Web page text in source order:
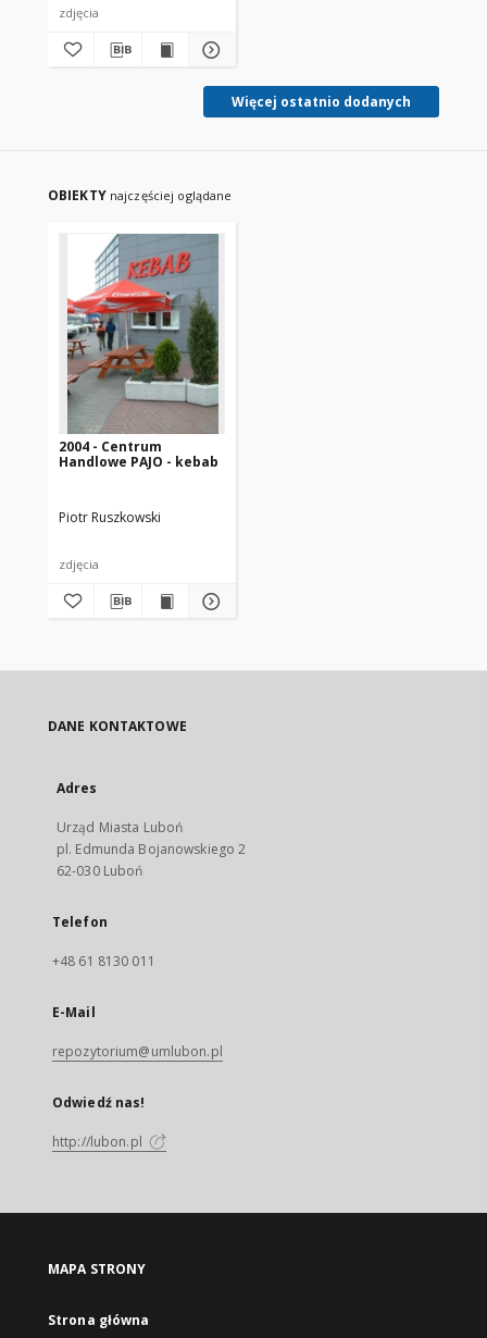
zdjęcia
Więcej ostatnio dodanych
OBIEKTY najczęściej oglądane
2004 - Centrum
Handlowe PAJO - kebab
Piotr Ruszkowski
zdjęcia
DANE KONTAKTOWE
Adres
Urząd Miasta Luboń
pl. Edmunda Bojanowskiego 2
62-030 Luboń
Telefon
+48 61 8130 011
E-Mail
repozytorium@umlubon.pl
Odwiedź nas!
http://lubon.pl
MAPA STRONY
Strona główna